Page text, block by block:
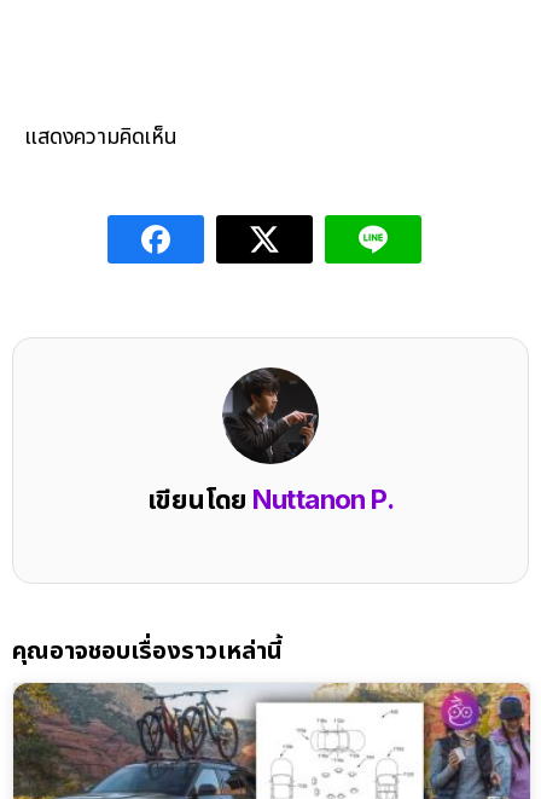
แสดงความคิดเห็น
เขียนโดย Nuttanon P.
คุณอาจชอบเรื่องราวเหล่านี้